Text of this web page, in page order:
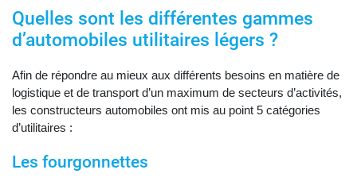
Quelles sont les différentes gammes
d’automobiles utilitaires légers ?
Afin de répondre au mieux aux différents besoins en matière de
logistique et de transport d’un maximum de secteurs d’activités,
les constructeurs automobiles ont mis au point 5 catégories
d’utilitaires :
Les fourgonnettes